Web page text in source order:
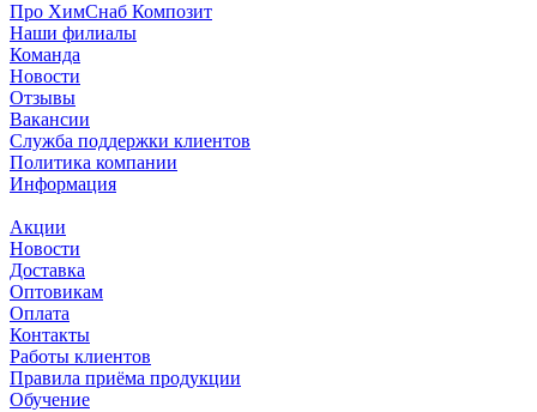
Про ХимСнаб Композит
Наши филиалы
Команда
Новости
Отзывы
Вакансии
Служба поддержки клиентов
Политика компании
Информация
Акции
Новости
Доставка
Оптовикам
Оплата
Контакты
Работы клиентов
Правила приёма продукции
Обучение